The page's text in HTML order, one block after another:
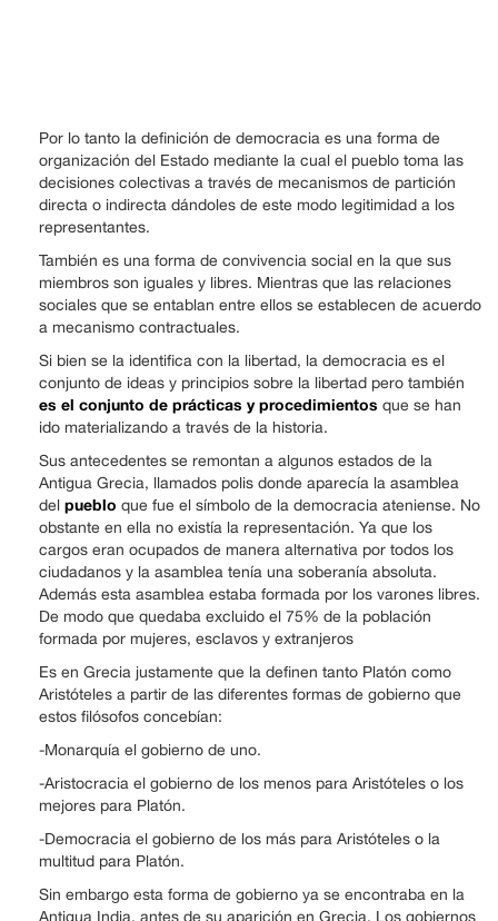
Por lo tanto la definición de democracia es una forma de
organización del Estado mediante la cual el pueblo toma las
decisiones colectivas a través de mecanismos de partición
directa o indirecta dándoles de este modo legitimidad a los
representantes.
También es una forma de convivencia social en la que sus
miembros son iguales y libres. Mientras que las relaciones
sociales que se entablan entre ellos se establecen de acuerdo
a mecanismo contractuales.
Si bien se la identifica con la libertad, la democracia es el
conjunto de ideas y principios sobre la libertad pero también
es el conjunto de prácticas y procedimientos que se han
ido materializando a través de la historia.
Sus antecedentes se remontan a algunos estados de la
Antigua Grecia, llamados polis donde aparecía la asamblea
del pueblo que fue el símbolo de la democracia ateniense. No
obstante en ella no existía la representación. Ya que los
cargos eran ocupados de manera alternativa por todos los
ciudadanos y la asamblea tenía una soberanía absoluta.
Además esta asamblea estaba formada por los varones libres.
De modo que quedaba excluido el 75% de la población
formada por mujeres, esclavos y extranjeros
Es en Grecia justamente que la definen tanto Platón como
Aristóteles a partir de las diferentes formas de gobierno que
estos filósofos concebían:
-Monarquía el gobierno de uno.
-Aristocracia el gobierno de los menos para Aristóteles o los
mejores para Platón.
-Democracia el gobierno de los más para Aristóteles o la
multitud para Platón.
Sin embargo esta forma de gobierno ya se encontraba en la
Antigua India, antes de su aparición en Grecia. Los gobiernos